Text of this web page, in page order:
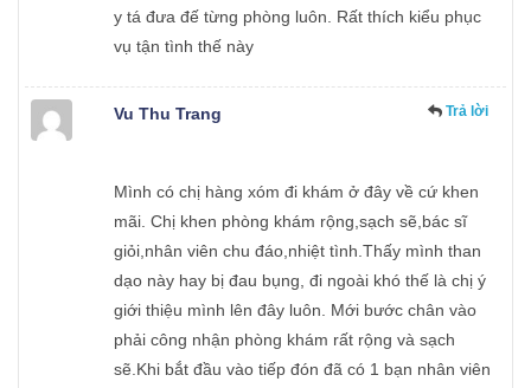
y tá đưa đế từng phòng luôn. Rất thích kiểu phục
vụ tận tình thế này
Vu Thu Trang Trả lời
Mình có chị hàng xóm đi khám ở đây về cứ khen
mãi. Chị khen phòng khám rộng,sạch sẽ,bác sĩ
giỏi,nhân viên chu đáo,nhiệt tình.Thấy mình than
dạo này hay bị đau bụng, đi ngoài khó thế là chị ý
giới thiệu mình lên đây luôn. Mới bước chân vào
phải công nhận phòng khám rất rộng và sạch
sẽ.Khi bắt đầu vào tiếp đón đã có 1 bạn nhân viên